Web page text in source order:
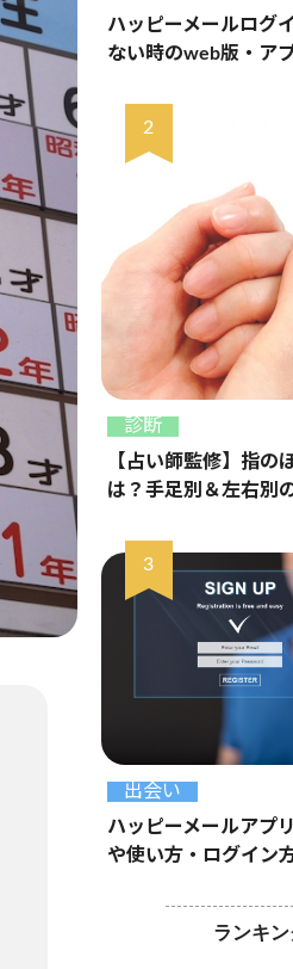
ハッピーメールログ
ない時のweb版・ア
診断
【占い師監修】指の
は？手足別＆左右別
出会い
ハッピーメールアプ
や使い方・ログイン
ランキ